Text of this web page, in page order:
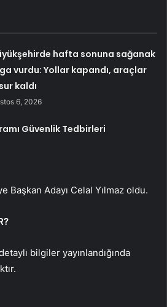
hafta sonuna sağanak
vurdu: Yollar kapandı, araçlar
kaldı
6, 2026
Güvenlik Tedbirleri
Başkan Adayı Celal Yılmaz oldu.
bilgiler yayınlandığında